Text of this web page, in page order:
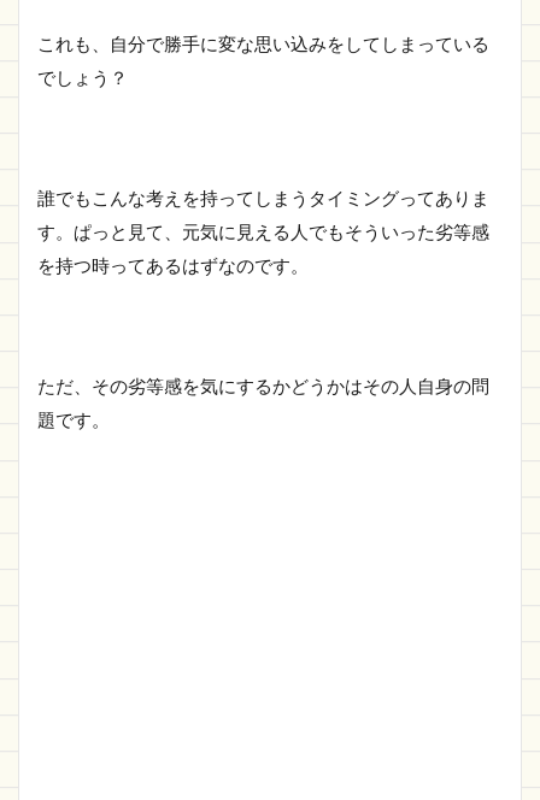
これも、自分で勝手に変な思い込みをしてしまっている
でしょう？
誰でもこんな考えを持ってしまうタイミングってありま
す。ぱっと見て、元気に見える人でもそういった劣等感
を持つ時ってあるはずなのです。
ただ、その劣等感を気にするかどうかはその人自身の問
題です。